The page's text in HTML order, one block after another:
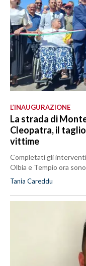
L’INAUGURAZIONE
La strada di
Cleopatra, il
vittime
Completati gli interventi
Olbia e Tempio ora
Tania Careddu